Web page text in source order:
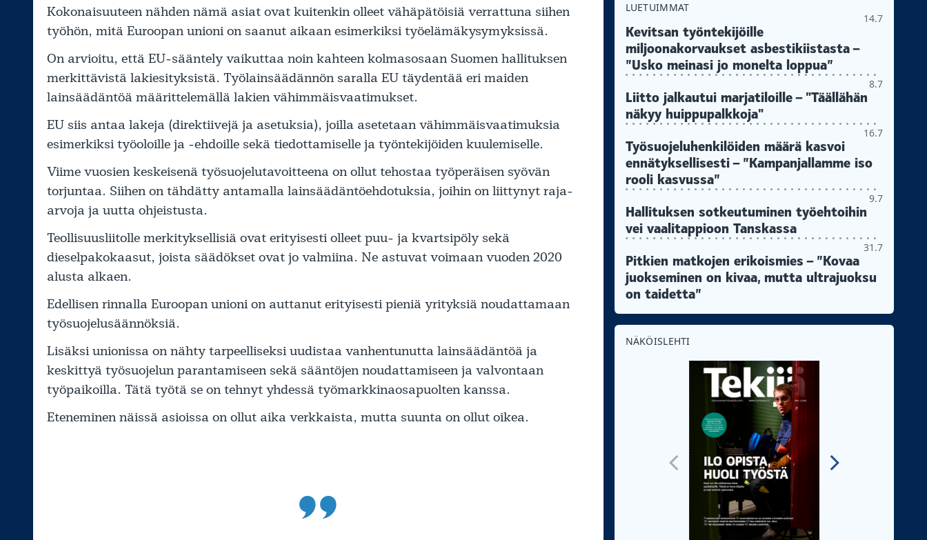
Kokonaisuuteen nähden nämä asiat ovat kuitenkin olleet vähäpätöisiä verrattuna siihen
työhön, mitä Euroopan unioni on saanut aikaan esimerkiksi työelämäkysymyksissä.
On arvioitu, että EU-sääntely vaikuttaa noin kahteen kolmasosaan Suomen hallituksen
merkittävistä lakiesityksistä. Työlainsäädännön saralla EU täydentää eri maiden
lainsäädäntöä määrittelemällä lakien vähimmäisvaatimukset.
EU siis antaa lakeja (direktiivejä ja asetuksia), joilla asetetaan vähimmäisvaatimuksia
esimerkiksi työoloille ja -ehdoille sekä tiedottamiselle ja työntekijöiden kuulemiselle.
Viime vuosien keskeisenä työsuojelutavoitteena on ollut tehostaa työperäisen syövän
torjuntaa. Siihen on tähdätty antamalla lainsäädäntöehdotuksia, joihin on liittynyt raja-
arvoja ja uutta ohjeistusta.
Teollisuusliitolle merkityksellisiä ovat erityisesti olleet puu- ja kvartsipöly sekä
dieselpakokaasut, joista säädökset ovat jo valmiina. Ne astuvat voimaan vuoden 2020
alusta alkaen.
Edellisen rinnalla Euroopan unioni on auttanut erityisesti pieniä yrityksiä noudattamaan
työsuojelusäännöksiä.
Lisäksi unionissa on nähty tarpeelliseksi uudistaa vanhentunutta lainsäädäntöä ja
keskittyä työsuojelun parantamiseen sekä sääntöjen noudattamiseen ja valvontaan
työpaikoilla. Tätä työtä se on tehnyt yhdessä työmarkkinaosapuolten kanssa.
Eteneminen näissä asioissa on ollut aika verkkaista, mutta suunta on ollut oikea.
LUETUIMMAT
14.7
Kevitsan työntekijöille
miljoonakorvaukset asbestikiistasta –
”Usko meinasi jo monelta loppua”
8.7
Liitto jalkautui marjatiloille – "Täällähän
näkyy huippupalkkoja"
16.7
Työsuojeluhenkilöiden määrä kasvoi
ennätyksellisesti – ”Kampanjallamme iso
rooli kasvussa”
9.7
Hallituksen sotkeutuminen työehtoihin
vei vaalitappioon Tanskassa
31.7
Pitkien matkojen erikoismies – ”Kovaa
juokseminen on kivaa, mutta ultrajuoksu
on taidetta”
NÄKÖISLEHTI